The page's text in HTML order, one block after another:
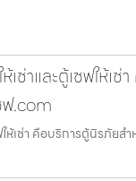
ช่าและตู้เซฟให้เ
ฟ.com
เช่า คือบริการตู้นิรภัยส